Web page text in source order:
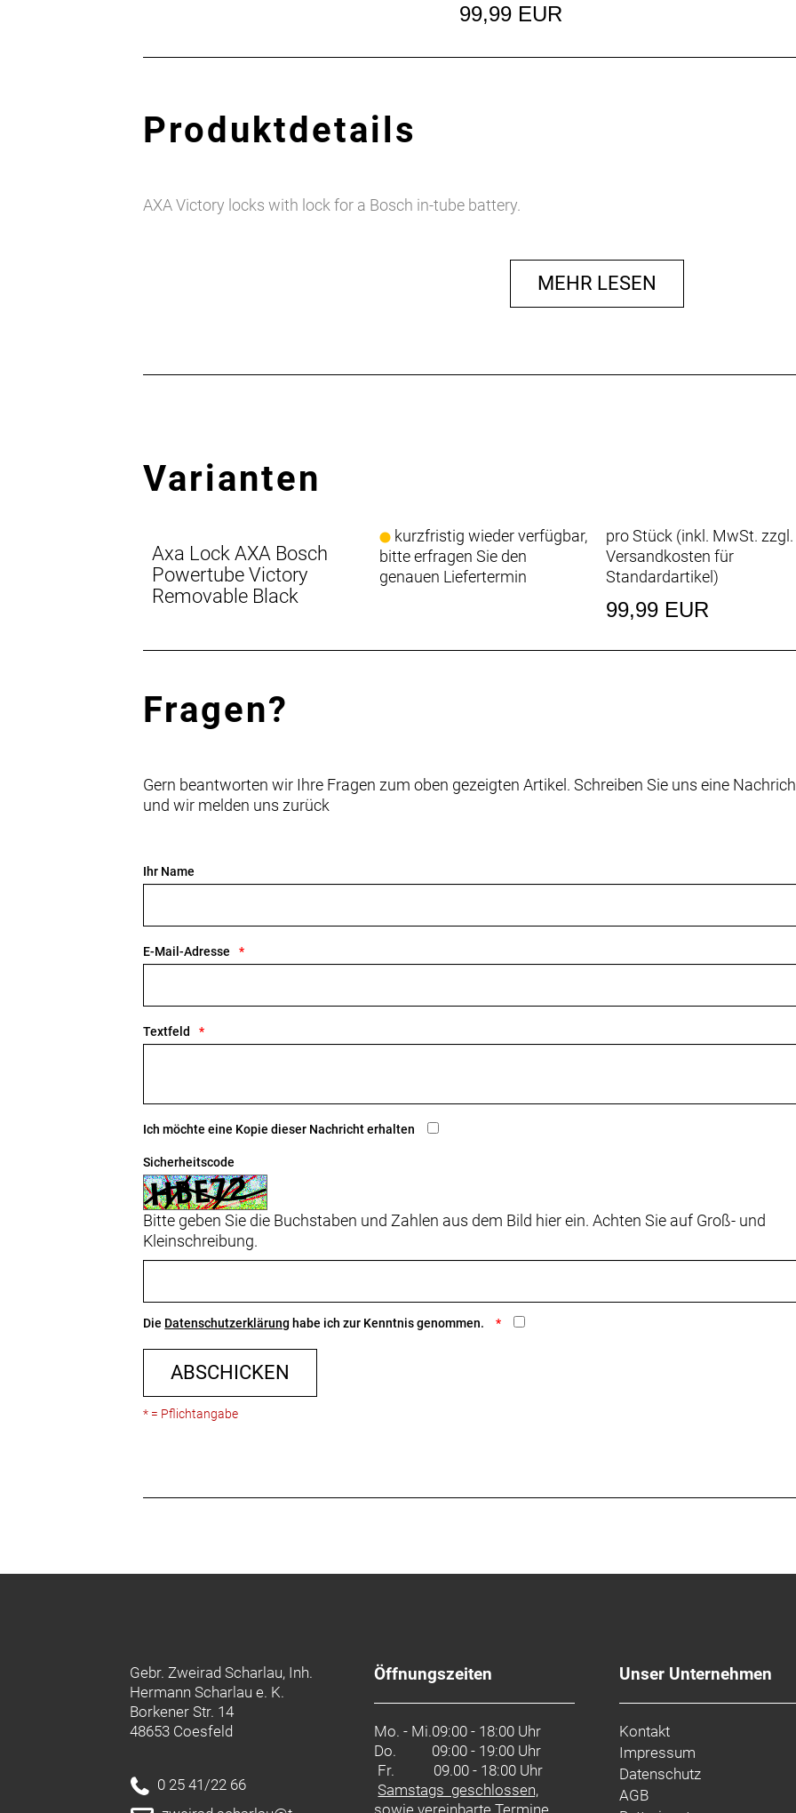
99,99 EUR
Produktdetails
AXA Victory locks with lock for a Bosch in-tube battery.
MEHR LESEN
Varianten
Axa Lock AXA Bosch
Powertube Victory
Removable Black
kurzfristig wieder verfügbar,
bitte erfragen Sie den
genauen Liefertermin
pro Stück (inkl. MwSt. zzgl.
Versandkosten für
Standardartikel)
99,99 EUR
Fragen?
Gern beantworten wir Ihre Fragen zum oben gezeigten Artikel. Schreiben Sie uns eine
und wir melden uns zurück
Ihr Name
E-Mail-Adresse
Textfeld
Ich möchte eine Kopie dieser Nachricht erhalten
Sicherheitscode
Bitte geben Sie die Buchstaben und Zahlen aus dem Bild hier ein. Achten Sie auf Groß- und
Kleinschreibung.
Die Datenschutzerklärung habe ich zur Kenntnis genommen.
ABSCHICKEN
* = Pflichtangabe
Gebr. Zweirad Scharlau, Inh.
Hermann Scharlau e. K.
Borkener Str. 14
48653 Coesfeld
0 25 41/22 66
Öffnungszeiten
Mo. - Mi.09:00 - 18:00 Uhr
Do.
09:00 - 19:00 Uhr
Fr. 09.00 - 18:00 Uhr
Samstags geschlossen,
Unser Unternehmen
Kontakt
Impressum
Datenschutz
AGB